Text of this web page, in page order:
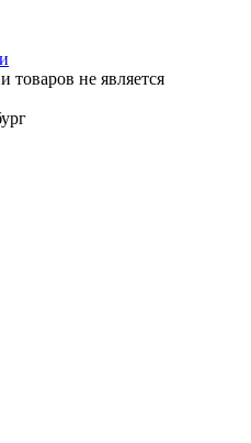
не является